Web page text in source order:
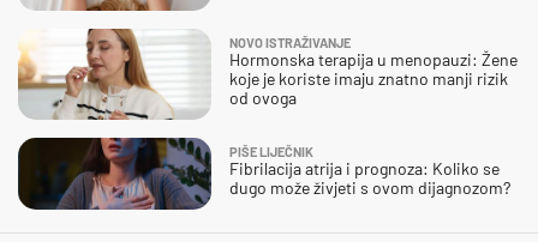
NOVO ISTRAŽIVANJE
Hormonska terapija u menopauzi: Žene
koje je koriste imaju znatno manji rizik
od ovoga
PIŠE LIJEČNIK
Fibrilacija atrija i prognoza: Koliko se
dugo može živjeti s ovom dijagnozom?